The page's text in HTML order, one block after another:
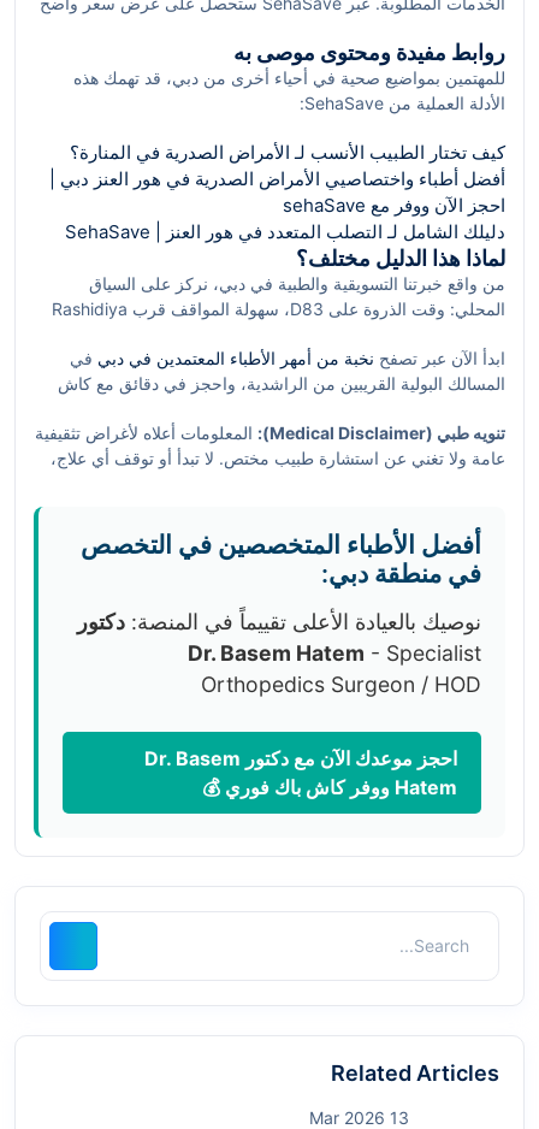
Mirdif يمنحك مرونة للتسوّق قبل أو بعد الموعد.
الاستفادة من الكاش باك تعني فعلياً خفض التكلفة الإجمالية على
مدار خطة العلاج، خاصة مع الزيارات المتعددة للمتابعة أو الفحوصات
الدورية.
روابط مفيدة ومحتوى موصى به
للمهتمين بمواضيع صحية في أحياء أخرى من دبي، قد تهمك هذه
الأدلة العملية من SehaSave:
كيف تختار الطبيب الأنسب لـ الأمراض الصدرية في المنارة؟
أفضل أطباء واختصاصيي الأمراض الصدرية في هور العنز دبي |
احجز الآن ووفر مع sehaSave
دليلك الشامل لـ التصلب المتعدد في هور العنز | SehaSave
لماذا هذا الدليل مختلف؟
من واقع خبرتنا التسويقية والطبية في دبي، نركز على السياق
المحلي: وقت الذروة على D83، سهولة المواقف قرب Rashidiya
تجربتك: وصول أسهل، مواعيد أدق، وتكلفة أوضح عبر حلول
SehaSave. تذكّر أن اختيارك لمركز يمتلك تجهيزات ملائمة ويقدّم
الصحية على المدى المتوسط.
ابدأ الآن عبر تصفح نخبة من أمهر الأطباء المعتمدين في دبي في
المسالك البولية القريبين من الراشدية، واحجز في دقائق مع كاش
تنويه طبي (Medical Disclaimer):
المعلومات أعلاه لأغراض تثقيفية
عامة ولا تغني عن استشارة طبيب مختص. لا تبدأ أو توقف أي علاج،
واتّباع الخطة المناسبة.
أفضل الأطباء المتخصصين في التخصص
في منطقة دبي:
نوصيك بالعيادة الأعلى تقييماً في المنصة: دكتور
Dr. Basem Hatem - Specialist
Orthopedics Surgeon / HOD
احجز موعدك الآن مع دكتور Dr. Basem
Hatem ووفر كاش باك فوري 💰
Related Articles
13 Mar 2026